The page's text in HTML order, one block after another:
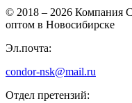
© 2018 – 2026 Компания
оптом в Новосибирске
Эл.почта:
condor-nsk@mail.ru
Отдел претензий: